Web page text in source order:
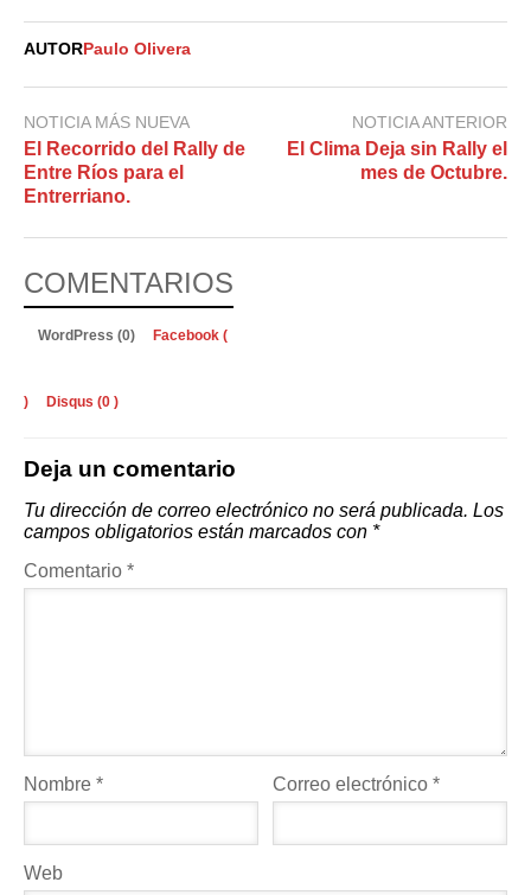
AUTOR Paulo Olivera
NOTICIA MÁS NUEVA
El Recorrido del Rally de
Entre Ríos para el
Entrerriano.
NOTICIA ANTERIOR
El Clima Deja sin Rally el
mes de Octubre.
COMENTARIOS
WordPress (0) Facebook (
) Disqus (0 )
Deja un comentario
Tu dirección de correo electrónico no será publicada. Los
campos obligatorios están marcados con *
Comentario *
Nombre * Correo electrónico*
Web